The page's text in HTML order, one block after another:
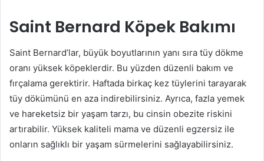
Saint Bernard Köpek Bakımı
Saint Bernard’lar, büyük boyutlarının yanı sıra tüy dökme
oranı yüksek köpeklerdir. Bu yüzden düzenli bakım ve
fırçalama gerektirir. Haftada birkaç kez tüylerini tarayarak
tüy dökümünü en aza indirebilirsiniz. Ayrıca, fazla yemek
ve hareketsiz bir yaşam tarzı, bu cinsin obezite riskini
artırabilir. Yüksek kaliteli mama ve düzenli egzersiz ile
onların sağlıklı bir yaşam sürmelerini sağlayabilirsiniz.